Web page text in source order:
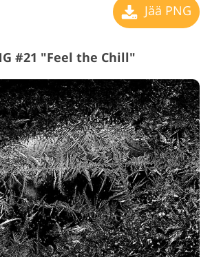
Jää PNG
#21 "Feel the Chill"